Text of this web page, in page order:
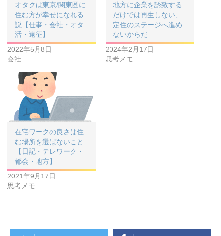
オタクは東京/関東圏に
住む方が幸せになれる
説【仕事・会社・オタ
活・遠征】
2022年5月8日
会社
地方に企業を誘致する
だけでは再生しない、
定住のステージへ進め
ないからだ
2024年2月17日
思考メモ
在宅ワークの良さは住
む場所を選ばないこと
【日記・テレワーク・
都会・地方】
2021年9月17日
思考メモ